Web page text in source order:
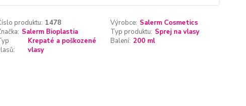
produktu: 1478 Výrobce: Salerm Cosmetics
Salerm Bioplastia Typ produktu: Sprej na vlasy
Krepaté a poškozené
vlasy
Balení: 200 ml